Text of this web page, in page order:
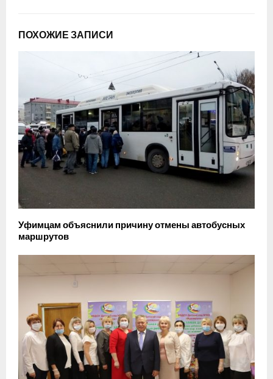
ПОХОЖИЕ ЗАПИСИ
Уфимцам объяснили причину отмены автобусных
маршрутов